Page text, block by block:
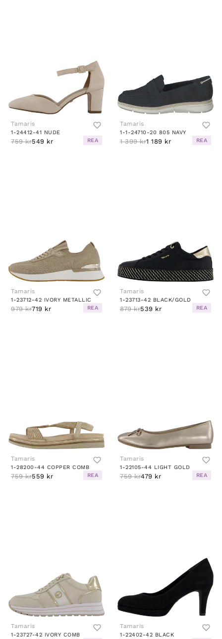
Tamaris
1-24412-41 NUDE
759 kr549 kr REA
Tamaris
1-1-24710-20 805 NAVY
1 399 kr1 189 kr REA
Tamaris
1-23712-42 IVORY METALLIC
979 kr719 kr REA
Tamaris
1-23713-42 BLACK/GOLD
879 kr539 kr REA
Tamaris
1-28200-44 COPPER COMB
759 kr559 kr REA
Tamaris
1-22105-44 LIGHT GOLD
759 kr479 kr REA
Tamaris
1-23727-42 IVORY COMB
Tamaris
1-22402-42 BLACK